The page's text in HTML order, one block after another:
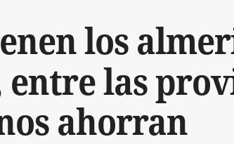
los
las
ahorran